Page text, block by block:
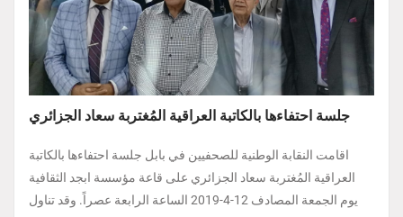
جلسة احتفاءها بالكاتبة العراقية المُغتربة سعاد الجزائري
اقامت النقابة الوطنية للصحفيين في بابل جلسة احتفاءها بالكاتبة
العراقية المُغتربة سعاد الجزائري على قاعة مؤسسة ابجد الثقافية
يوم الجمعة المصادف 12-4-2019 الساعة الرابعة عصراً. وقد تناول